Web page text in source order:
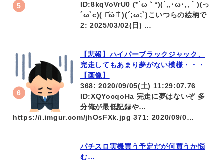
ID:8kqVoVrU0 (*´ω｀*)(´,,･ω･,,｀)(っ
´ω`c)( ･᷄ὢ･᷅ )(´;ω;`)こいつらの絵柄で
2: 2025/03/02(日) …
【悲報】ハイパーブラックジャック、
完走してもあまり夢がない模様・・・
【画像】
368: 2020/09/05(土) 11:29:07.76
ID:XQYocqoHa 完走に夢はないぞ 多
分俺が最低記録や…
https://i.imgur.com/jhOsFXk.jpg 371: 2020/09/0…
パチスロ実機買う予定だが何買うか悩
む…